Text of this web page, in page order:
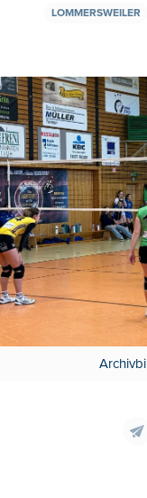
LOMMERSWEILER